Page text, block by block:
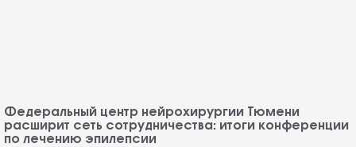
Федеральный центр нейрохирургии Тюмени
расширит сеть сотрудничества: итоги конференции
по лечению эпилепсии